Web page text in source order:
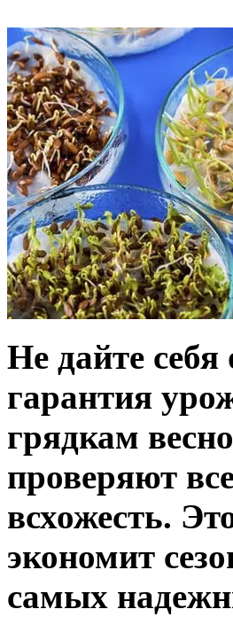
Не дайте
гарантия
грядкам
проверяют
всхожесть.
экономит
самых